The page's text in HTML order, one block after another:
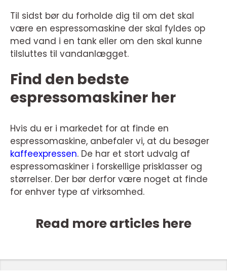
Til sidst bør du forholde dig til om det skal
være en espressomaskine der skal fyldes op
med vand i en tank eller om den skal kunne
tilsluttes til vandanlægget.
Find den bedste
espressomaskiner her
Hvis du er i markedet for at finde en
espressomaskine, anbefaler vi, at du besøger
kaffeexpressen. De har et stort udvalg af
espressomaskiner i forskellige prisklasser og
størrelser. Der bør derfor være noget at finde
for enhver type af virksomhed.
Read more articles here